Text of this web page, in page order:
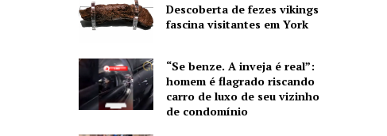
Descoberta de fezes vikings
fascina visitantes em York
“Se benze. A inveja é real”:
homem é flagrado riscando
carro de luxo de seu vizinho
de condomínio